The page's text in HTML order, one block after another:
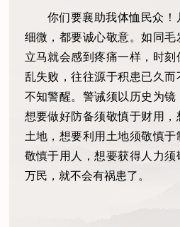
你们要襄助我体恤民众！
细微，都要诚心敬意。如同
立马就会感到疼痛一样，时
乱失败，往往源于积患已久
不知警醒。警诫须以历史为镜
想要做好防备须敬慎于财用
土地，想要利用土地须敬慎
敬慎于用人，想要获得人力
万民，就不会有祸患了。